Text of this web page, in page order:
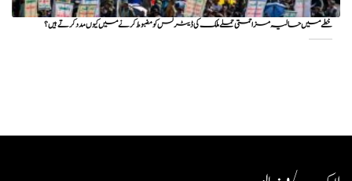
خطے میں حالیہ مزاحمتی حملے ملک کی ڈیٹرنس کو مضبوط کرنے میں کیوں مدد کرتے ہیں؟